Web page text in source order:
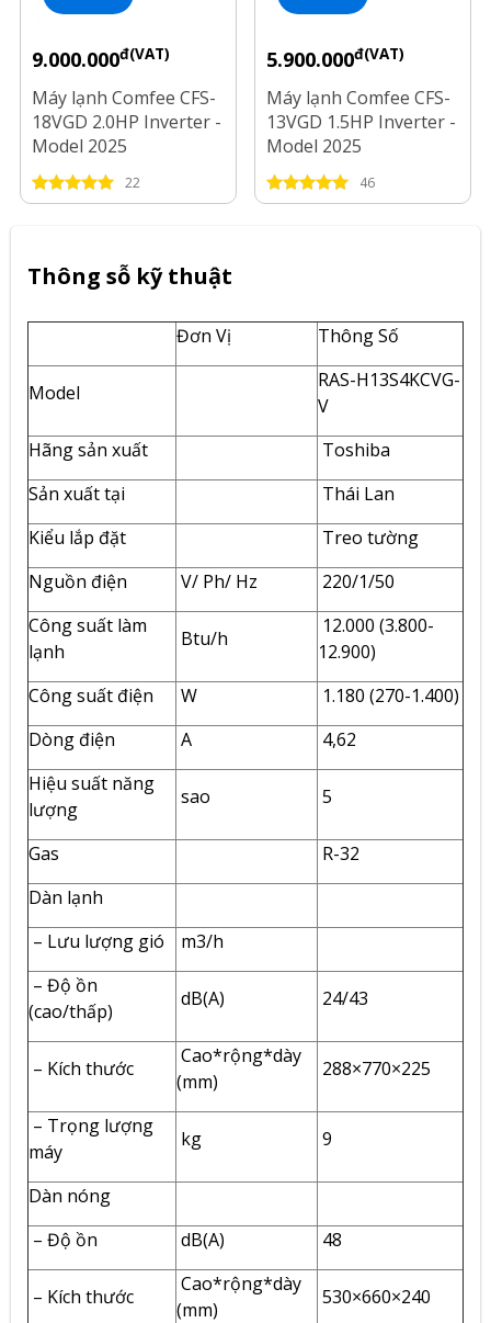
9.000.000đ(VAT)
Máy lạnh Comfee CFS-
18VGD 2.0HP Inverter -
Model 2025
22
5.900.000đ(VAT)
Máy lạnh Comfee CFS-
13VGD 1.5HP Inverter -
Model 2025
46
Thông sỗ kỹ thuật
Đơn Vị Thông Số
Model
RAS-H13S4KCVG-
V
Hãng sản xuất
Toshiba
Sản xuất tại
Thái Lan
Kiểu lắp đặt
Treo tường
Nguồn điện
V/ Ph/ Hz
220/1/50
Công suất làm
lạnh
Btu/h
12.000 (3.800-
12.900)
Công suất điện
W
1.180 (270-1.400)
Dòng điện
A
4,62
Hiệu suất năng
lượng
sao 5
Gas
R-32
Dàn lạnh
– Lưu lượng gió
m3/h
– Độ ồn
(cao/thấp)
dB(A) 24/43
– Kích thước
Cao*rộng*dày
(mm)
288×770×225
– Trọng lượng
máy
kg 9
Dàn nóng
– Độ ồn
dB(A) 48
– Kích thước
Cao*rộng*dày
(mm)
530×660×240